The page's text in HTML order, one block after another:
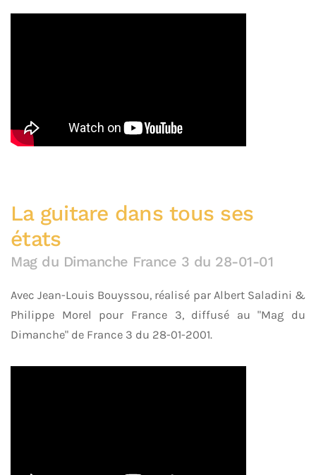
La guitare dans tous ses
états
Mag du Dimanche France 3 du 28-01-01
Avec Jean-Louis Bouyssou, réalisé par Albert Saladini &
Philippe Morel pour France 3, diffusé au "Mag du
Dimanche" de France 3 du 28-01-2001.